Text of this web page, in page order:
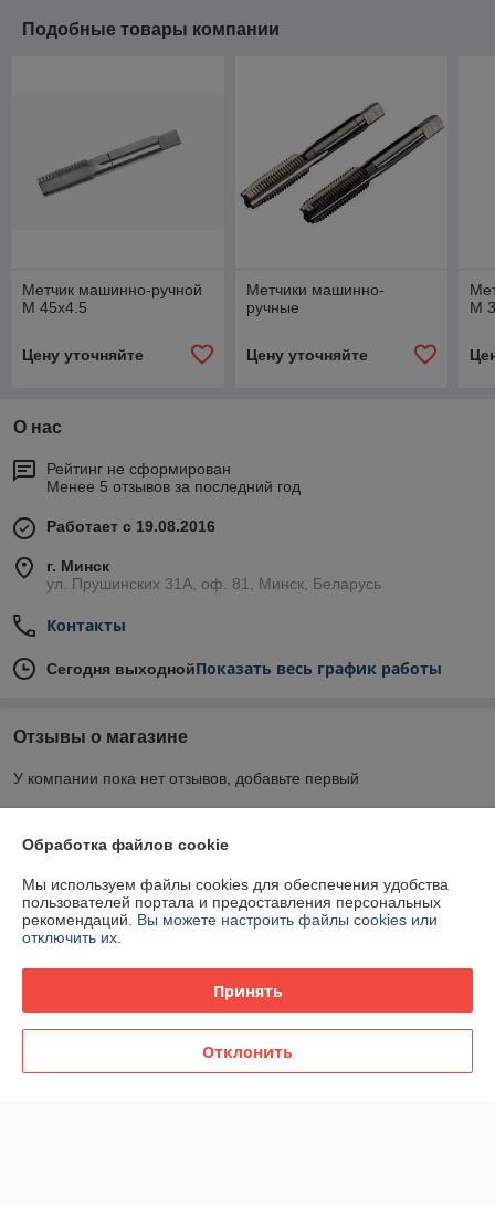
Подобные товары компании
Метчик машинно-ручной
М 45х4.5
Цену уточняйте
Метчики машинно-
ручные
Цену уточняйте
М
О нас
Рейтинг не сформирован
Менее 5 отзывов за последний год
Работает с 19.08.2016
г. Минск
ул. Прушинских 31А, оф. 81, Минск, Беларусь
Контакты
Сегодня выходнойПоказать весь график работы
Отзывы о магазине
У компании пока нет отзывов, добавьте первый
О нас
Контакты
Доставка и оплата
Обработка файлов cookie
Мы используем файлы cookies для обеспечения удобства
пользователей портала и предоставления персональных
рекомендаций. Вы можете настроить файлы cookies или
отключить их.
Принять
Отклонить